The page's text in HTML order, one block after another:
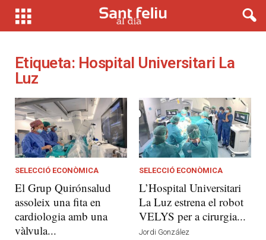
Etiqueta: Hospital Universitari La
Luz
SELECCIÓ ECONÒMICA
El Grup Quirónsalud
assoleix una fita en
cardiologia amb una
vàlvula...
SELECCIÓ ECONÒMICA
L’Hospital Universitari
La Luz estrena el robot
VELYS per a cirurgia...
Jordi González